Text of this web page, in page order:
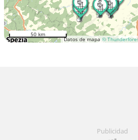
Datos de mapa ©
50 km
Publicidad